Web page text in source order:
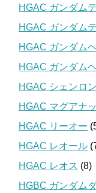
HGAC ガンダム
HGAC ガンダム
HGAC ガンダム
HGAC ガンダム
HGAC シェンロ
HGAC マグアナ
HGAC リーオー
HGAC レオール
HGAC レオス (8)
HGBC ガンダム